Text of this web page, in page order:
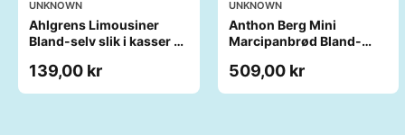
UNKNOWN
Ahlgrens Limousiner
Bland-selv slik i kasser 1
139,00 kr
UNKNOWN
Anthon Berg Mini
Marcipanbrød Bland-
509,00 kr